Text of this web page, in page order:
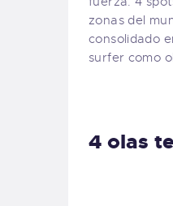
zonas del
consolidado
surfer como
4 olas